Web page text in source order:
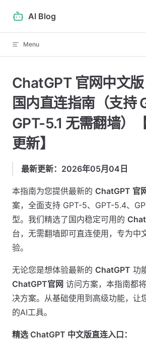
Skip to content
AI Blog
Menu
ChatGPT 官网中文
国内直连指南（支持
GPT-5.1 无需翻墙）
更新】
最新更新：2026年05月04日
本指南为您提供最新的 ChatGPT 官
案，全面支持 GPT-5、GPT-5.4、
型。我们精选了国内稳定可用的
台，无需翻墙即可直连使用，专为中
验。
无论您是想体验最新的 ChatGPT 功
ChatGPT官网 访问方案，本指南都
决方案。从基础使用到高级功能，让
的AI工具。
精选 ChatGPT 中文版直连入口：